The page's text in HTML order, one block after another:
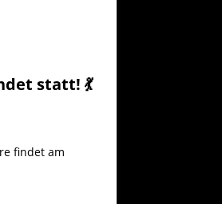
statt! 💃
findet am